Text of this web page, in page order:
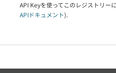
API Keyを使ってこのレジストリー
APIドキュメント).